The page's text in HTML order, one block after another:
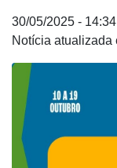
30/05/2025 - 14:34